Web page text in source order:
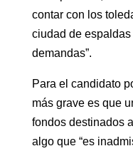
contar con los
ciudad de
demandas”.
Para el candidato
más grave es que
fondos destinados
algo que “es